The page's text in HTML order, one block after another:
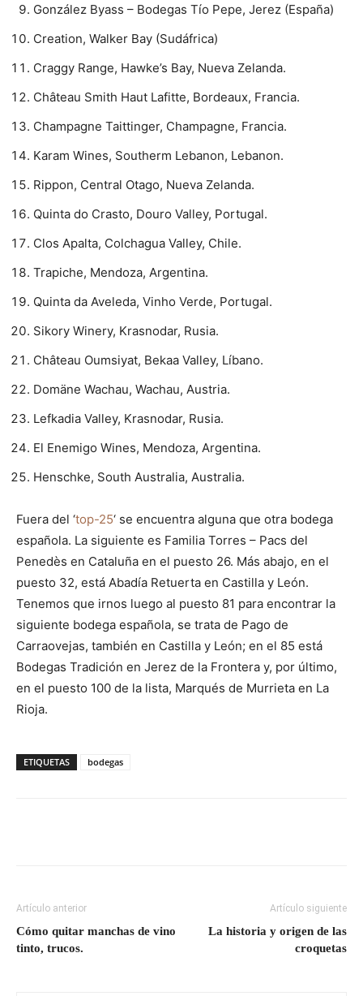
González Byass – Bodegas Tío Pepe, Jerez (España)
Creation, Walker Bay (Sudáfrica)
Craggy Range, Hawke’s Bay, Nueva Zelanda.
Château Smith Haut Lafitte, Bordeaux, Francia.
Champagne Taittinger, Champagne, Francia.
Karam Wines, Southerm Lebanon, Lebanon.
Rippon, Central Otago, Nueva Zelanda.
Quinta do Crasto, Douro Valley, Portugal.
Clos Apalta, Colchagua Valley, Chile.
Trapiche, Mendoza, Argentina.
Quinta da Aveleda, Vinho Verde, Portugal.
Sikory Winery, Krasnodar, Rusia.
Château Oumsiyat, Bekaa Valley, Líbano.
Domäne Wachau, Wachau, Austria.
Lefkadia Valley, Krasnodar, Rusia.
El Enemigo Wines, Mendoza, Argentina.
Henschke, South Australia, Australia.
Fuera del ‘top-25‘ se encuentra alguna que otra bodega
española. La siguiente es Familia Torres – Pacs del
Penedès en Cataluña en el puesto 26. Más abajo, en el
puesto 32, está Abadía Retuerta en Castilla y León.
Tenemos que irnos luego al puesto 81 para encontrar la
siguiente bodega española, se trata de Pago de
Carraovejas, también en Castilla y León; en el 85 está
Bodegas Tradición en Jerez de la Frontera y, por último,
en el puesto 100 de la lista, Marqués de Murrieta en La
Rioja.
ETIQUETAS bodegas
Artículo anterior
Cómo quitar manchas de vino
tinto, trucos.
Artículo siguiente
La historia y origen de las
croquetas